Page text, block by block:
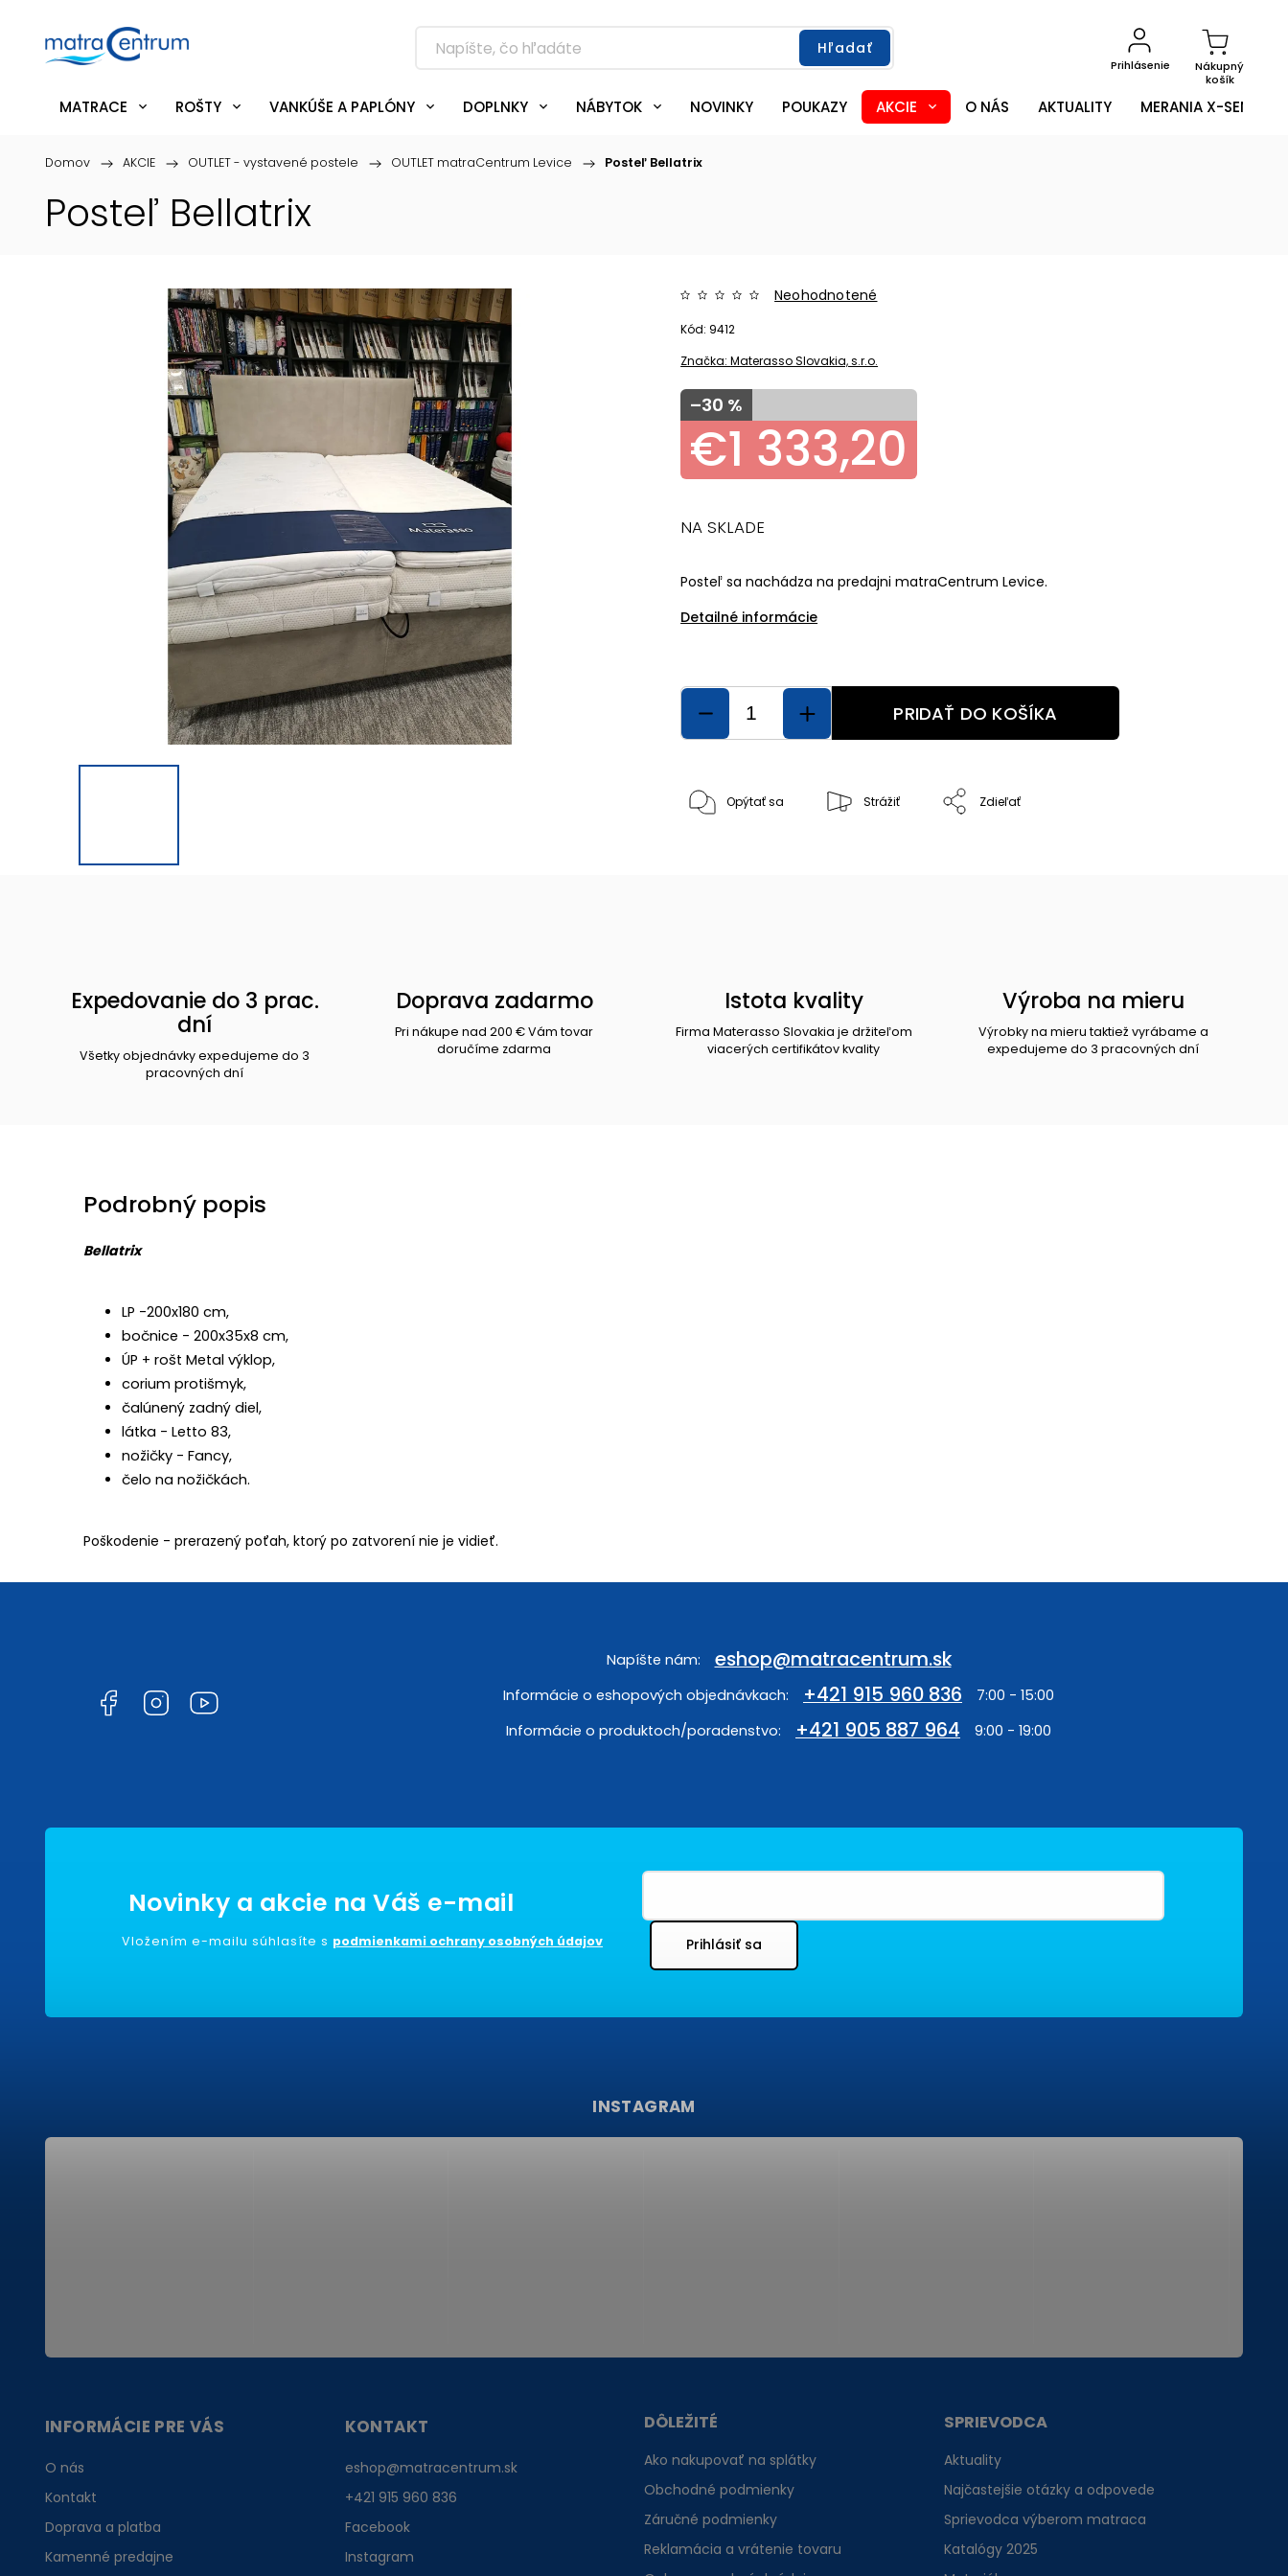
Hľadať
Nákupný
košík
Prihlásenie
MATRACE ROŠTY VANKÚŠE A PAPLÓNY DOPLNKY NÁBYTOK NOVINKY POUKAZY AKCIE O NÁS AKTUALITY MERANIA X-SENSOR
Domov / AKCIE / OUTLET - vystavené postele / OUTLET matraCentrum Levice / Posteľ Bellatrix
Posteľ Bellatrix
Značka:Materasso Slovakia, s.r.o.
Neohodnotené
–30 %
€1 333,20
Kód: 9412
Posteľ sa nachádza na predajni matraCentrum Levice.
Detailné informácie
NA SKLADE
PRIDAŤ DO KOŠÍKA
Opýtať sa Strážiť Zdieľať
Expedovanie do 3 prac.
dní
Všetky objednávky expedujeme do 3
pracovných dní
Doprava zadarmo
Pri nákupe nad 200 € Vám tovar
doručíme zdarma
Istota kvality
Firma Materasso Slovakia je držiteľom
viacerých certifikátov kvality
Výroba na mieru
Výrobky na mieru taktiež vyrábame a
expedujeme do 3 pracovných dní
Podrobný popis
Bellatrix
LP -200x180 cm,
bočnice - 200x35x8 cm,
ÚP + rošt Metal výklop,
corium protišmyk,
čalúnený zadný diel,
látka - Letto 83,
nožičky - Fancy,
čelo na nožičkách.
Poškodenie - prerazený poťah, ktorý po zatvorení nie je vidieť.
FacebookInstagram
eshop@matracentrum.sk
+421 915 960 836
+421 905 887 964
Vložením e-mailu súhlasíte s podmienkami ochrany osobných údajov Prihlásiť sa
INSTAGRAM
INFORMÁCIE PRE VÁS
O nás
Kontakt
Doprava a platba
Kamenné predajne
KONTAKT
eshop@matracentrum.sk
+421 915 960 836
Facebook
Instagram
DÔLEŽITÉ
Ako nakupovať na splátky
Obchodné podmienky
Záručné podmienky
Reklamácia a vrátenie tovaru
SPRIEVODCA
Aktuality
Najčastejšie otázky a odpovede
Sprievodca výberom matraca
Katalógy 2025